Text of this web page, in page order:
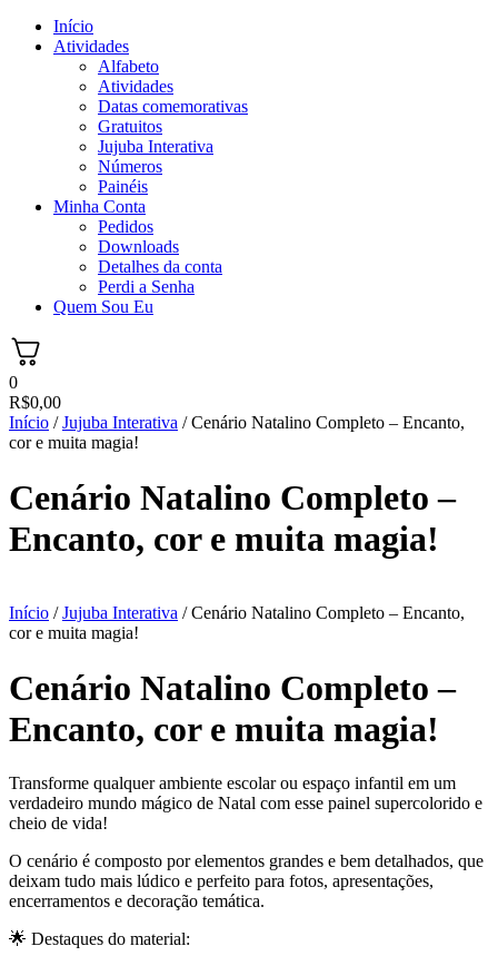
Início
Atividades
Alfabeto
Atividades
Datas comemorativas
Gratuitos
Jujuba Interativa
Números
Painéis
Minha Conta
Pedidos
Downloads
Detalhes da conta
Perdi a Senha
Quem Sou Eu
0
R$0,00
Início /Jujuba Interativa / Cenário Natalino Completo – Encanto,
cor e muita magia!
Cenário Natalino Completo –
Encanto, cor e muita magia!
Início /Jujuba Interativa / Cenário Natalino Completo – Encanto,
cor e muita magia!
Cenário Natalino Completo –
Encanto, cor e muita magia!
Transforme qualquer ambiente escolar ou espaço infantil em um
verdadeiro mundo mágico de Natal com esse painel supercolorido e
cheio de vida!
O cenário é composto por elementos grandes e bem detalhados, que
deixam tudo mais lúdico e perfeito para fotos, apresentações,
encerramentos e decoração temática.
🌟 Destaques do material: